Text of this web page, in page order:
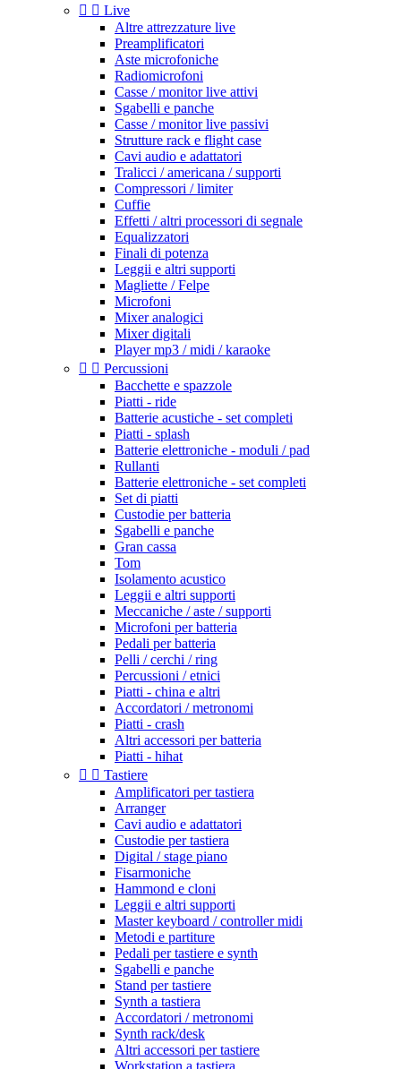
  Live
Altre attrezzature live
Preamplificatori
Aste microfoniche
Radiomicrofoni
Casse / monitor live attivi
Sgabelli e panche
Casse / monitor live passivi
Strutture rack e flight case
Cavi audio e adattatori
Tralicci / americana / supporti
Compressori / limiter
Cuffie
Effetti / altri processori di segnale
Equalizzatori
Finali di potenza
Leggii e altri supporti
Magliette / Felpe
Microfoni
Mixer analogici
Mixer digitali
Player mp3 / midi / karaoke
  Percussioni
Bacchette e spazzole
Piatti - ride
Batterie acustiche - set completi
Piatti - splash
Batterie elettroniche - moduli / pad
Rullanti
Batterie elettroniche - set completi
Set di piatti
Custodie per batteria
Sgabelli e panche
Gran cassa
Tom
Isolamento acustico
Leggii e altri supporti
Meccaniche / aste / supporti
Microfoni per batteria
Pedali per batteria
Pelli / cerchi / ring
Percussioni / etnici
Piatti - china e altri
Accordatori / metronomi
Piatti - crash
Altri accessori per batteria
Piatti - hihat
  Tastiere
Amplificatori per tastiera
Arranger
Cavi audio e adattatori
Custodie per tastiera
Digital / stage piano
Fisarmoniche
Hammond e cloni
Leggii e altri supporti
Master keyboard / controller midi
Metodi e partiture
Pedali per tastiere e synth
Sgabelli e panche
Stand per tastiere
Synth a tastiera
Accordatori / metronomi
Synth rack/desk
Altri accessori per tastiere
Workstation a tastiera